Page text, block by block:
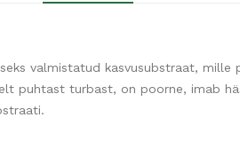
valmistatud kasvusubstraat,
puhtast turbast, on poorne, imab